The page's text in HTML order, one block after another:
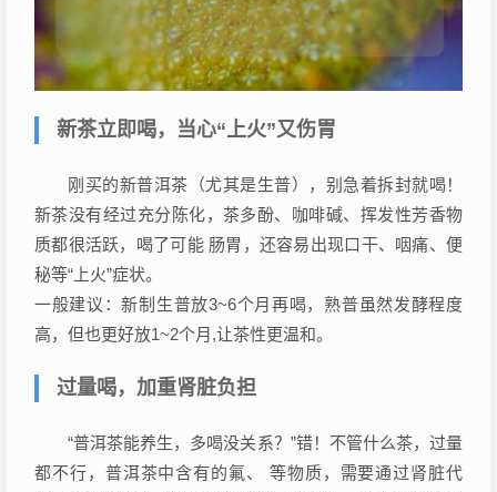
新茶立即喝，当心“上火”又伤胃
刚买的新普洱茶（尤其是生普），别急着拆封就喝！
新茶没有经过充分陈化，茶多酚、咖啡碱、挥发性芳香物
质都很活跃，喝了可能 肠胃，还容易出现口干、咽痛、便
秘等“上火”症状。
一般建议：新制生普放3~6个月再喝，熟普虽然发酵程度
高，但也更好放1~2个月,让茶性更温和。
过量喝，加重肾脏负担
“普洱茶能养生，多喝没关系？”错！不管什么茶，过量
都不行，普洱茶中含有的氟、 等物质，需要通过肾脏代